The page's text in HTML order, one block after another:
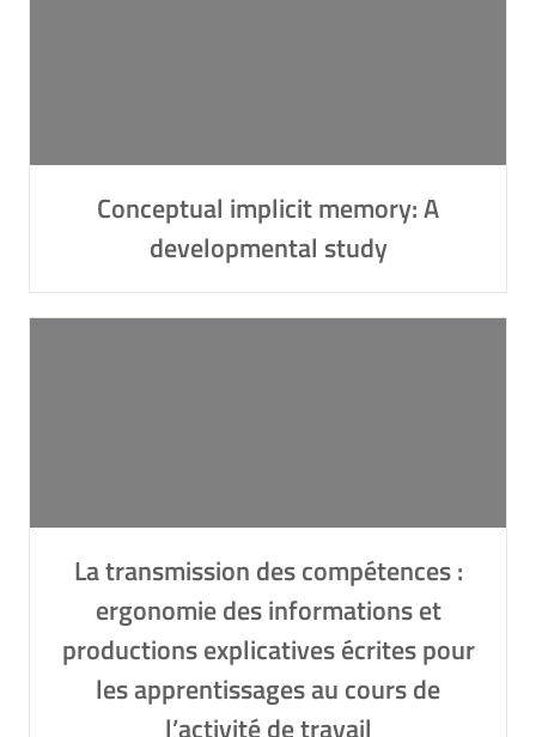
Conceptual implicit memory: A
developmental study
La transmission des compétences :
ergonomie des informations et
productions explicatives écrites pour
les apprentissages au cours de
l’activité de travail